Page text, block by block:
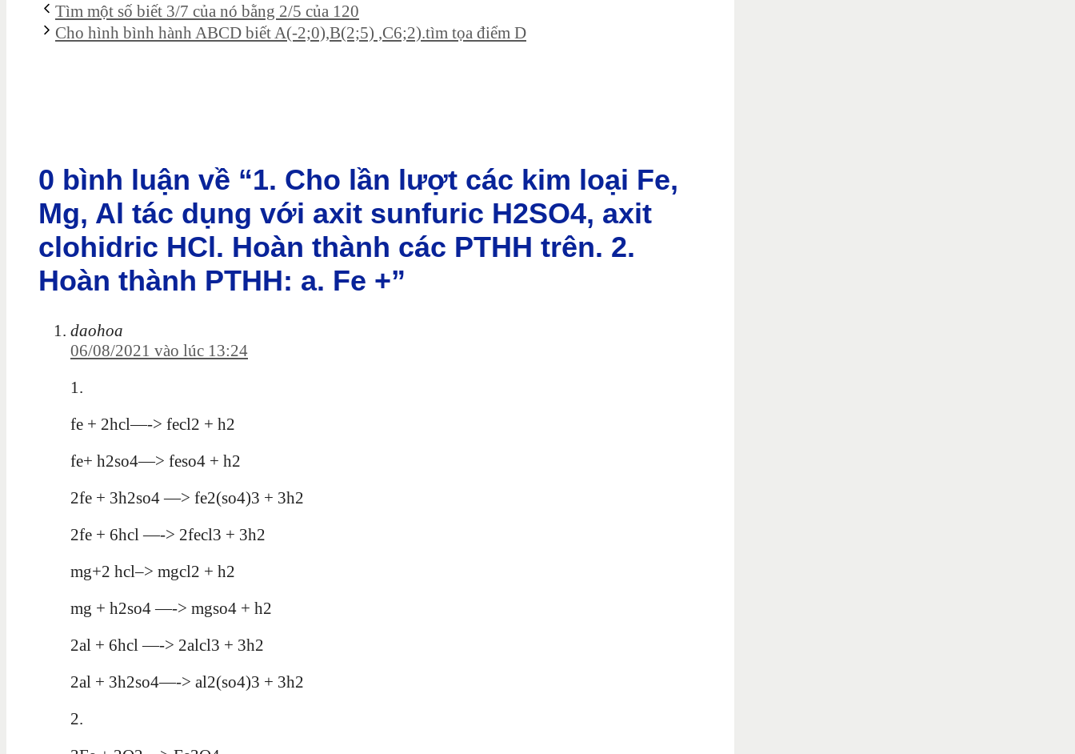
Tìm một số biết 3/7 của nó bằng 2/5 của 120
Cho hình bình hành ABCD biết A(-2;0),B(2;5) ,C6;2).tìm tọa điểm D
0 bình luận về “1. Cho lần lượt các kim loại Fe,
Mg, Al tác dụng với axit sunfuric H2SO4, axit
clohidric HCl. Hoàn thành các PTHH trên. 2.
Hoàn thành PTHH: a. Fe +”
daohoa
06/08/2021 vào lúc 13:24
1.
fe + 2hcl—-> fecl2 + h2
fe+ h2so4—> feso4 + h2
2fe + 3h2so4 —> fe2(so4)3 + 3h2
2fe + 6hcl —-> 2fecl3 + 3h2
mg+2 hcl–> mgcl2 + h2
mg + h2so4 —-> mgso4 + h2
2al + 6hcl —-> 2alcl3 + 3h2
2al + 3h2so4—-> al2(so4)3 + 3h2
2.